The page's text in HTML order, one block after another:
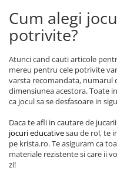
Cum alegi
potrivite?
Atunci cand cauti articole
mereu pentru cele potrivite
varsta recomandata, numarul
dimensiunea acestora. Toate
ca jocul sa se desfasoare in
Daca te afli in cautare de
jocuri educativesau de rol, te
pe krista.ro. Te asiguram ca
materiale rezistente si care ii
zi!